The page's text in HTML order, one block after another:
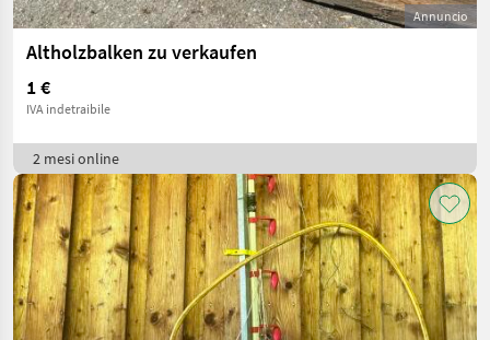
Annuncio
Altholzbalken zu verkaufen
1 €
IVA indetraibile
2 mesi online